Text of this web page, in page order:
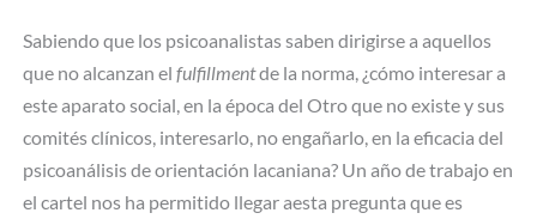
Sabiendo que los psicoanalistas saben dirigirse a aquellos
que no alcanzan el fulfillmentde la norma, ¿cómo interesar a
este aparato social, en la época del Otro que no existe y sus
comités clínicos, interesarlo, no engañarlo, en la eficacia del
psicoanálisis de orientación lacaniana? Un año de trabajo en
el cartel nos ha permitido llegar aesta pregunta que es